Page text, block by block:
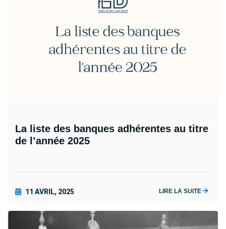
La liste des banques adhérentes au titre
de l’année 2025
11 AVRIL, 2025 LIRE LA SUITE